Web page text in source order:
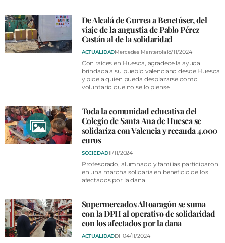
VÍDEOS
CONTACTAR
FIESTAS EN EL ALTO ARAGÓN
FIESTAS DE SAN LORENZO
CARTELERA
FARMACIAS
HORÓSCOPO
CLUB DEL AMIGO MILITANTE
INICIAR SESIÓN
De Alcalá de Gurrea a Benetúser, del
viaje de la angustia de Pablo Pérez
Castán al de la solidaridad
ACTUALIDADMercedes Manterola18/11/2024
Con raíces en Huesca, agradece la ayuda
brindada a su pueblo valenciano desde Huesca
y pide a quien pueda desplazarse como
voluntario que no se lo piense
Toda la comunidad educativa del
Colegio de Santa Ana de Huesca se
solidariza con Valencia y recauda 4.000
euros
SOCIEDAD11/11/2024
Profesorado, alumnado y familias participaron
en una marcha solidaria en beneficio de los
afectados por la dana
Supermercados Altoaragón se suma
con la DPH al operativo de solidaridad
con los afectados por la dana
ACTUALIDADDH04/11/2024